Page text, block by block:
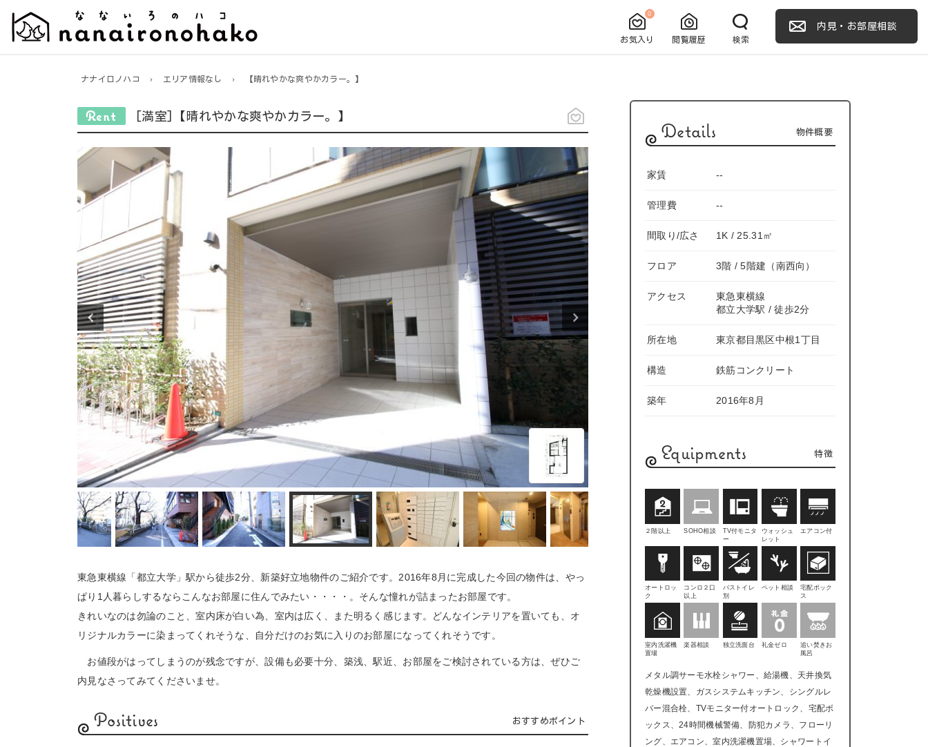
内見・お部屋相談
お気入り
0
閲覧履歴 検索
ナナイロノハコ › エリア情報なし › 【晴れやかな爽やかカラー。】
[満室]【晴れやかな爽やかカラー。】
東急東横線「都立大学」駅から徒歩2分、新築好立地物件のご紹介です。2016年8月に完成した今回の物件は、やっ
ぱり1人暮らしするならこんなお部屋に住んでみたい・・・・。そんな憧れが詰まったお部屋です。
きれいなのは勿論のこと、室内床が白い為、室内は広く、また明るく感じます。どんなインテリアを置いても、オ
リジナルカラーに染まってくれそうな、自分だけのお気に入りのお部屋になってくれそうです。
お値段がはってしまうのが残念ですが、設備も必要十分、築浅、駅近、お部屋をご検討されている方は、ぜひご
内見なさってみてくださいませ。
Positives おすすめポイント
Details 物件概要
家賃 --
管理費 --
間取り/広さ 1K / 25.31㎡
フロア 3階 / 5階建（南西向）
アクセス
東急東横線
都立大学駅 / 徒歩2分
所在地 東京都目黒区中根1丁目
構造 鉄筋コンクリート
築年 2016年8月
Equipments 特徴
２階以上 SOHO相談
TV付モニタ
ー
ウォッシュ
レット
エアコン付
オートロッ
ク
コンロ２口
以上
バストイレ
別
ペット相談
宅配ボック
ス
室内洗濯機
置場
楽器相談 独立洗面台 礼金ゼロ
追い焚きお
風呂
メタル調サーモ水栓シャワー、給湯機、天井換気
乾燥機設置、ガスシステムキッチン、シングルレ
バー混合栓、TVモニター付オートロック、宅配ボ
ックス、24時間機械警備、防犯カメラ、フローリ
ング、エアコン、室内洗濯機置場、シャワートイ